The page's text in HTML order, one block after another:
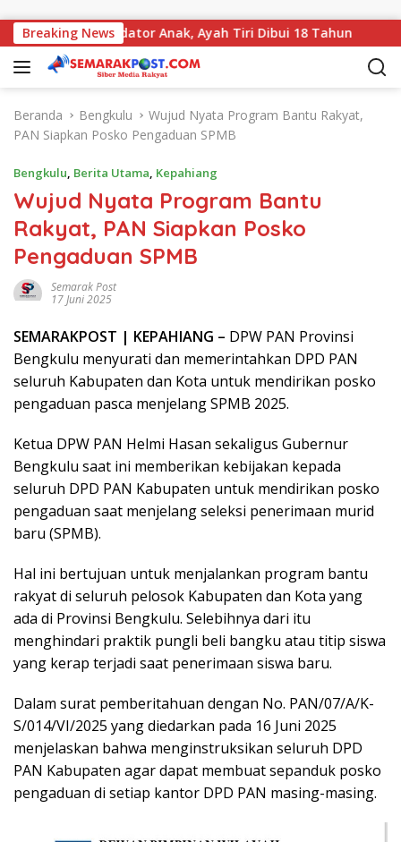
Breaking News
Predator Anak, Ayah Tiri Dibui 18 Tahun
Beranda Bengkulu
Wujud Nyata Program Bantu Rakyat,
PAN Siapkan Posko Pengaduan SPMB
Bengkulu, Berita Utama, Kepahiang
Wujud Nyata Program Bantu
Rakyat, PAN Siapkan Posko
Pengaduan SPMB
Semarak Post
17 Juni 2025
SEMARAKPOST | KEPAHIANG – DPW PAN Provinsi
Bengkulu menyurati dan memerintahkan DPD PAN
seluruh Kabupaten dan Kota untuk mendirikan posko
pengaduan pasca menjelang SPMB 2025.
Ketua DPW PAN Helmi Hasan sekaligus Gubernur
Bengkulu saat ini memberikan kebijakan kepada
seluruh DPD PAN Kabupaten untuk mendirikan posko
pengaduan saat menjelang seleksi penerimaan murid
baru (SPMB).
Hal ini bertujuan untuk menjalankan program bantu
rakyat di seluruh pelosok Kabupaten dan Kota yang
ada di Provinsi Bengkulu. Selebihnya dari itu
menghindari praktik pungli beli bangku atau titip siswa
yang kerap terjadi saat penerimaan siswa baru.
Dalam surat pemberitahuan dengan No. PAN/07/A/K-
S/014/VI/2025 yang diedarkan pada 16 Juni 2025
menjelaskan bahwa menginstruksikan seluruh DPD
PAN Kabupaten agar dapat membuat sepanduk posko
pengaduan di setiap kantor DPD PAN masing-masing.